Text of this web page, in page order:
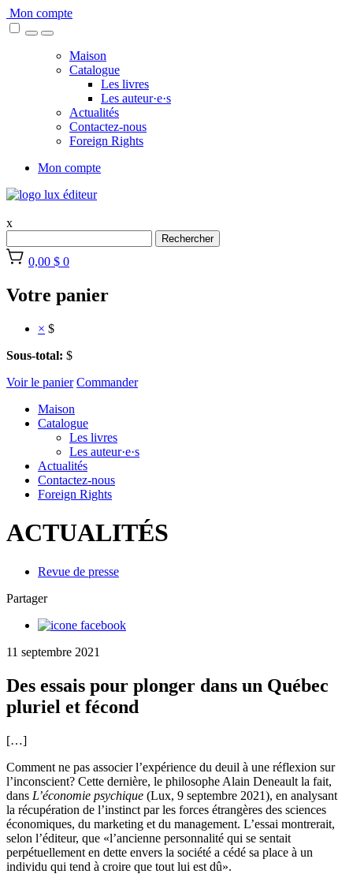
Skip
to
Mon compte
Maison
Catalogue
Les livres
Les auteur·e·s
Actualités
Contactez-nous
Foreign Rights
Mon compte
x
Rechercher
0,00 $ 0
Votre panier
× $
Sous-total: $
Voir le panier Commander
Maison
Catalogue
Les livres
Les auteur·e·s
Actualités
Contactez-nous
Foreign Rights
ACTUALITÉS
Revue de presse
Partager
11 septembre 2021
Des essais pour plonger dans un Québec
pluriel et fécond
[…]
Comment ne pas associer l’expérience du deuil à une réflexion sur
l’inconscient? Cette dernière, le philosophe Alain Deneault la fait,
dans L’économie psychique (Lux, 9 septembre 2021), en analysant
la récupération de l’instinct par les forces étrangères des sciences
économiques, du marketing et du management. L’essai montrerait,
selon l’éditeur, que «l’ancienne personnalité qui se sentait
perpétuellement en dette envers la société a cédé sa place à un
individu qui tend à croire que tout lui est dû».